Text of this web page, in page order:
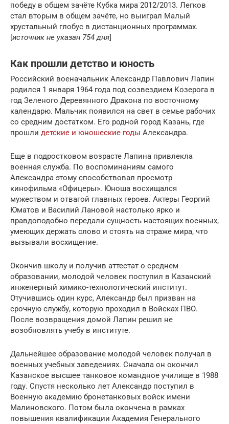
победу в общем зачёте Кубка мира 2012/2013. Легков
стал вторым в общем зачёте, но выиграл Малый
хрустальный глобус в дистанционных программах.
[источник не указан 754 дня]
Как прошли детство и юность
Российский военачальник Александр Павлович Лапин
родился 1 января 1964 года под созвездием Козерога в
год Зеленого Деревянного Дракона по восточному
календарю. Мальчик появился на свет в семье рабочих
со средним достатком. Его родной город Казань, где
прошли детские и юношеские годы Александра.
Еще в подростковом возрасте Лапина привлекла
военная служба. По воспоминаниям самого
Александра этому способствовал просмотр
кинофильма «Офицеры». Юноша восхищался
мужеством и отвагой главных героев. Актеры Георгий
Юматов и Василий Лановой настолько ярко и
правдоподобно передали сущность настоящих военных,
умеющих держать слово и стоять на страже мира, что
вызывали восхищение.
Окончив школу и получив аттестат о среднем
образовании, молодой человек поступил в Казанский
инженерный химико-технологический институт.
Отучившись один курс, Александр был призван на
срочную службу, которую проходил в Войсках ПВО.
После возвращения домой Лапин решил не
возобновлять учебу в институте.
Дальнейшее образование молодой человек получал в
военных учебных заведениях. Сначала он окончил
Казанское высшее танковое командное училище в 1988
году. Спустя несколько лет Александр поступил в
Военную академию бронетанковых войск имени
Малиновского. Потом была окончена в рамках
повышения квалификации Академия Генерального